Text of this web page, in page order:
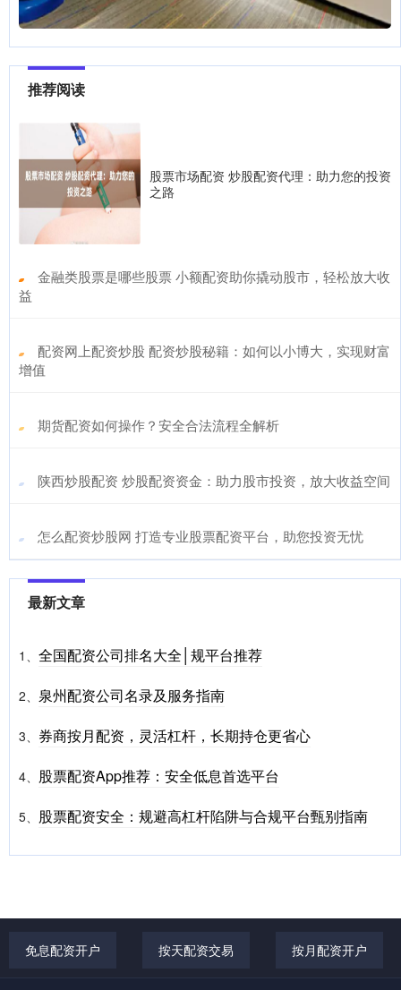
推荐阅读
股票市场配资 炒股配资代理：助力您的投资
之路
​金融类股票是哪些股票 小额配资助你撬动股市，轻松放大收
益
​配资网上配资炒股 配资炒股秘籍：如何以小博大，实现财富
增值
​期货配资如何操作？安全合法流程全解析
​陕西炒股配资 炒股配资资金：助力股市投资，放大收益空间
​怎么配资炒股网 打造专业股票配资平台，助您投资无忧
最新文章
1、 全国配资公司排名大全│规平台推荐
2、 泉州配资公司名录及服务指南
3、 券商按月配资，灵活杠杆，长期持仓更省心
4、 股票配资App推荐：安全低息首选平台
5、 股票配资安全：规避高杠杆陷阱与合规平台甄别指南
免息配资开户 按天配资交易 按月配资开户